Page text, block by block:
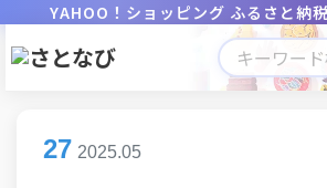
YAHOO！ショッピング ふるさと納
27 2025.05